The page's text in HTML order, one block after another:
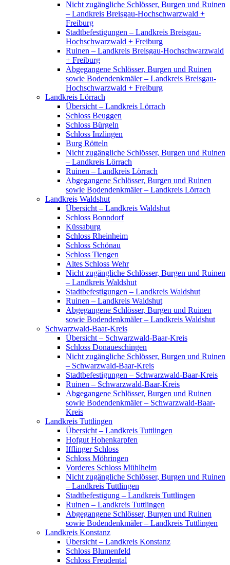
Nicht zugängliche Schlösser, Burgen und Ruinen
– Landkreis Breisgau-Hochschwarzwald +
Freiburg
Stadtbefestigungen – Landkreis Breisgau-
Hochschwarzwald + Freiburg
Ruinen – Landkreis Breisgau-Hochschwarzwald
+ Freiburg
Abgegangene Schlösser, Burgen und Ruinen
sowie Bodendenkmäler – Landkreis Breisgau-
Hochschwarzwald + Freiburg
Landkreis Lörrach
Übersicht – Landkreis Lörrach
Schloss Beuggen
Schloss Bürgeln
Schloss Inzlingen
Burg Rötteln
Nicht zugängliche Schlösser, Burgen und Ruinen
– Landkreis Lörrach
Ruinen – Landkreis Lörrach
Abgegangene Schlösser, Burgen und Ruinen
sowie Bodendenkmäler – Landkreis Lörrach
Landkreis Waldshut
Übersicht – Landkreis Waldshut
Schloss Bonndorf
Küssaburg
Schloss Rheinheim
Schloss Schönau
Schloss Tiengen
Altes Schloss Wehr
Nicht zugängliche Schlösser, Burgen und Ruinen
– Landkreis Waldshut
Stadtbefestigungen – Landkreis Waldshut
Ruinen – Landkreis Waldshut
Abgegangene Schlösser, Burgen und Ruinen
sowie Bodendenkmäler – Landkreis Waldshut
Schwarzwald-Baar-Kreis
Übersicht – Schwarzwald-Baar-Kreis
Schloss Donaueschingen
Nicht zugängliche Schlösser, Burgen und Ruinen
– Schwarzwald-Baar-Kreis
Stadtbefestigungen – Schwarzwald-Baar-Kreis
Ruinen – Schwarzwald-Baar-Kreis
Abgegangene Schlösser, Burgen und Ruinen
sowie Bodendenkmäler – Schwarzwald-Baar-
Kreis
Landkreis Tuttlingen
Übersicht – Landkreis Tuttlingen
Hofgut Hohenkarpfen
Ifflinger Schloss
Schloss Möhringen
Vorderes Schloss Mühlheim
Nicht zugängliche Schlösser, Burgen und Ruinen
– Landkreis Tuttlingen
Stadtbefestigung – Landkreis Tuttlingen
Ruinen – Landkreis Tuttlingen
Abgegangene Schlösser, Burgen und Ruinen
sowie Bodendenkmäler – Landkreis Tuttlingen
Landkreis Konstanz
Übersicht – Landkreis Konstanz
Schloss Blumenfeld
Schloss Freudental